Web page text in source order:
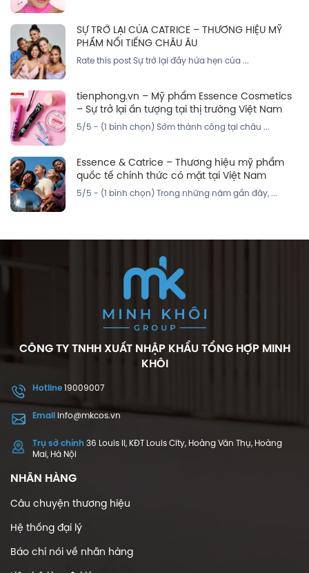
SỰ TRỞ LẠI CỦA CATRICE – THƯƠNG HIỆU MỸ
PHẨM NỔI TIẾNG CHÂU ÂU
Rate this post Sự trở lại đầy hứa hẹn của ...
tienphong.vn – Mỹ phẩm Essence Cosmetics
– Sự trở lại ấn tượng tại thị trường Việt Nam
5/5 - (1 bình chọn) Sớm thành công tại châu ...
Essence & Catrice – Thương hiệu mỹ phẩm
quốc tế chính thức có mặt tại Việt Nam
5/5 - (1 bình chọn) Trong những năm gần đây, ...
CÔNG TY TNHH XUẤT NHẬP KHẨU TỔNG HỢP MINH
KHÔI
Hotline 19009007
Email info@mkcos.vn
Trụ sở chính 36 Louis II, KĐT Louis City, Hoàng Văn Thụ, Hoàng
Mai, Hà Nội
NHÃN HÀNG
Câu chuyện thương hiệu
Hệ thống đại lý
Báo chí nói về nhãn hàng